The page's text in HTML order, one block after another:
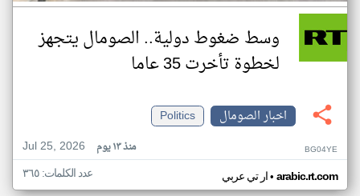
وسط ضغوط دولية.. الصومال يتجهز
لخطوة تأخرت 35 عاما
اخبار الصومال
Politics
Jul 25, 2026
منذ ١٣ يوم BG04YE
ار تي عربي• arabic.rt.com عدد الكلمات: ٣٦٥